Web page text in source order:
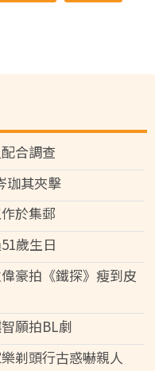
合調查
珈其夾擊
於集郵
歲生日
豪拍《鐵探》瘦到皮
願拍BL劇
剃頭行古惑嚇親人